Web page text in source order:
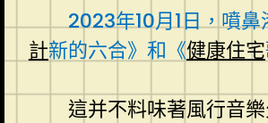
2023年10月1日，噴
計新的六合》和《健康住宅
這并不料味著風行音